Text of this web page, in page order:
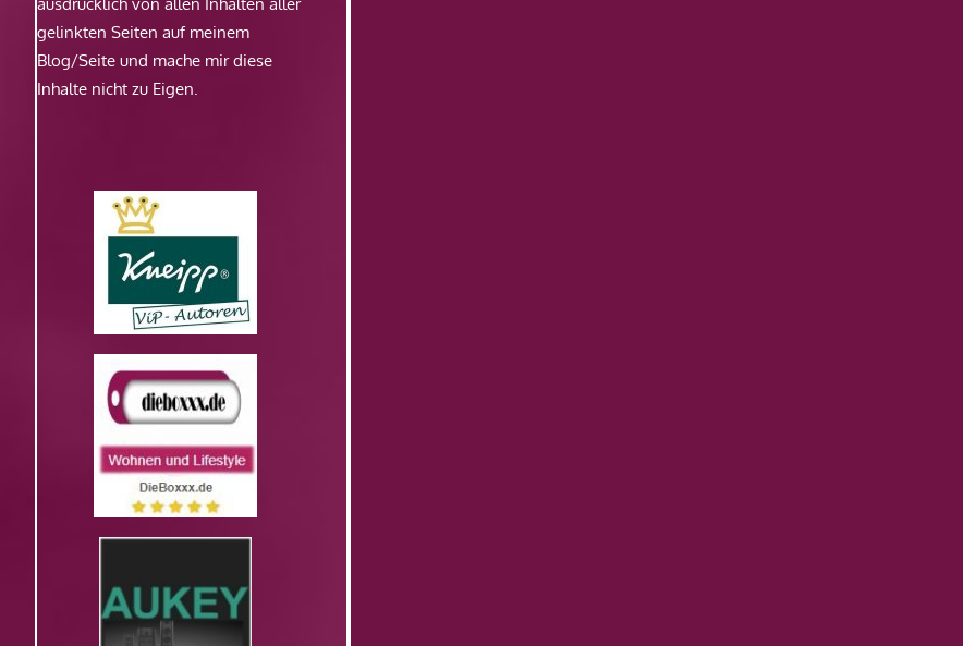
gelinkten Seiten auf meinem
Blog/Seite und mache mir diese
Inhalte nicht zu Eigen.